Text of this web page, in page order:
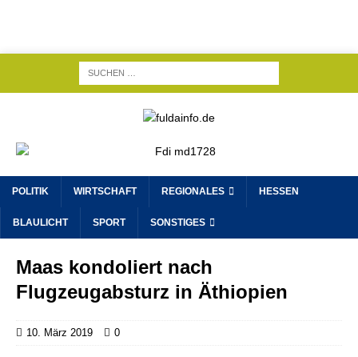
POLITIK WIRTSCHAFT REGIONALES HESSEN
BLAULICHT SPORT SONSTIGES
Maas kondoliert nach
Flugzeugabsturz in Äthiopien
10. März 2019 0